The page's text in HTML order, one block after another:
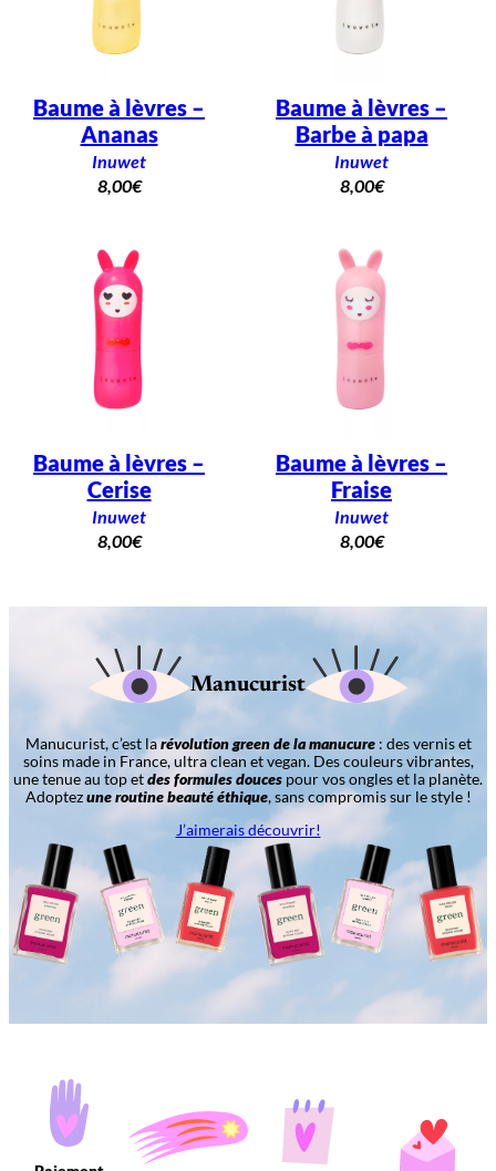
Baume à lèvres –
Ananas
Inuwet
8,00€
Baume à lèvres –
Barbe à papa
Inuwet
8,00€
Baume à lèvres –
Cerise
Inuwet
8,00€
Baume à lèvres –
Fraise
Inuwet
8,00€
Manucurist
Manucurist, c’est larévolution green de la manucure: des vernis et
soins made in France, ultra clean et vegan. Des couleurs vibrantes,
une tenue au top etdes formules douces pour vos ongles et la planète.
Adoptezune routine beauté éthique, sans compromis sur le style !
J’aimerais découvrir!